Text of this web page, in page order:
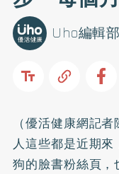
Uho編輯部
（優活健康網記
人這些都是近期
狗的臉書粉絲頁